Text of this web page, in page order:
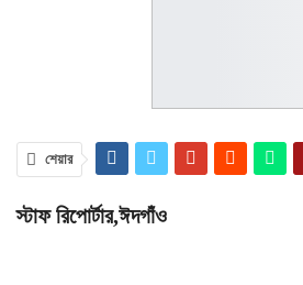
শেয়ার
স্টাফ রিপোর্টার,ঈদগাঁও